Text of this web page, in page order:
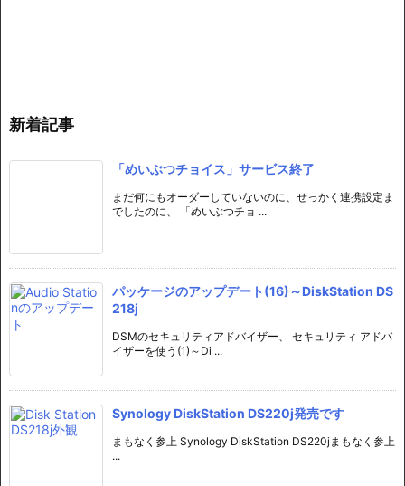
新着記事
「めいぶつチョイス」サービス終了
まだ何にもオーダーしていないのに、せっかく連携設定ま
でしたのに、 「めいぶつチョ ...
パッケージのアップデート(16)～DiskStation DS
218j
DSMのセキュリティアドバイザー、 セキュリティ アドバ
イザーを使う(1)～Di ...
Synology DiskStation DS220j発売です
まもなく参上 Synology DiskStation DS220jまもなく参上
...